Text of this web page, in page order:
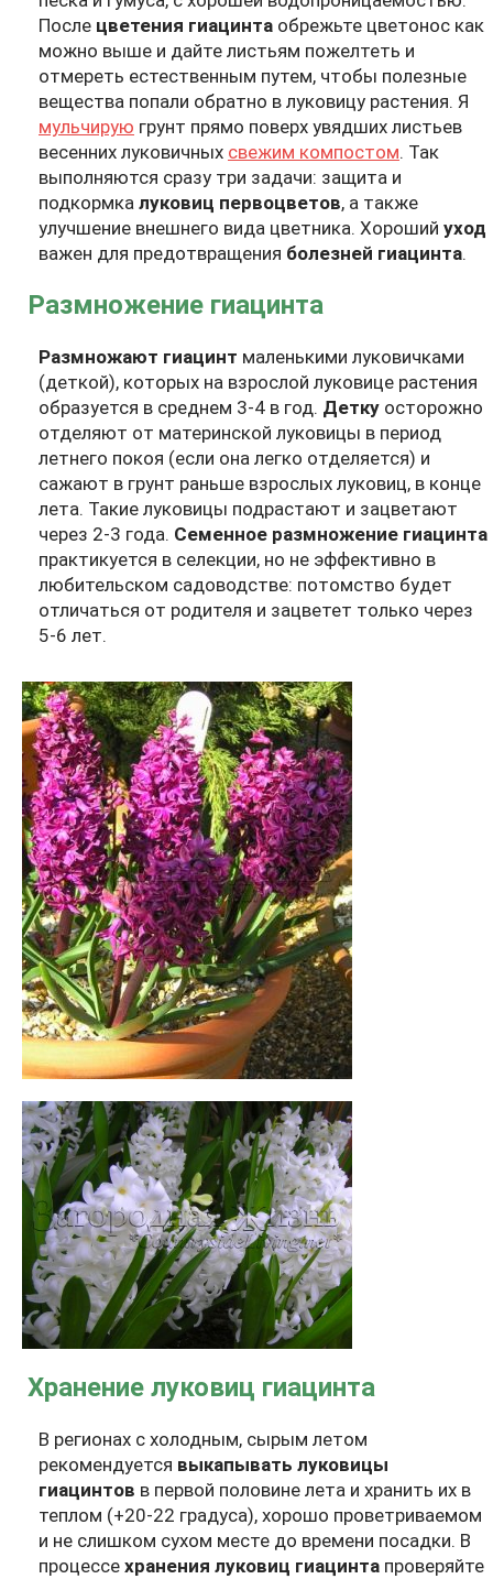
После цветения гиацинта обрежьте цветонос как
можно выше и дайте листьям пожелтеть и
отмереть естественным путем, чтобы полезные
вещества попали обратно в луковицу растения. Я
мульчирую грунт прямо поверх увядших листьев
весенних луковичных свежим компостом. Так
выполняются сразу три задачи: защита и
подкормка луковиц первоцветов, а также
улучшение внешнего вида цветника. Хороший уход
важен для предотвращения болезней гиацинта.
Размножение гиацинта
Размножают гиацинт маленькими луковичками
(деткой), которых на взрослой луковице растения
образуется в среднем 3-4 в год. Детку осторожно
отделяют от материнской луковицы в период
летнего покоя (если она легко отделяется) и
сажают в грунт раньше взрослых луковиц, в конце
лета. Такие луковицы подрастают и зацветают
через 2-3 года. Семенное размножение гиацинта
практикуется в селекции, но не эффективно в
любительском садоводстве: потомство будет
отличаться от родителя и зацветет только через
5-6 лет.
Хранение луковиц гиацинта
В регионах с холодным, сырым летом
рекомендуется выкапывать луковицы
гиацинтов в первой половине лета и хранить их в
теплом (+20-22 градуса), хорошо проветриваемом
и не слишком сухом месте до времени посадки. В
процессе хранения луковиц гиацинта проверяйте